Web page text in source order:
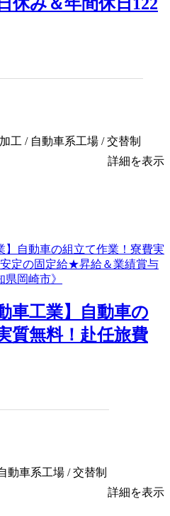
工 / 自動車系工場 / 交替制
詳細を表示
車工業】自動車の
質無料！赴任旅費
動車系工場 / 交替制
詳細を表示